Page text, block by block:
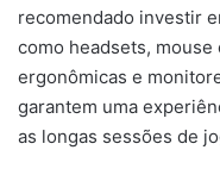
recomendado investir
como headsets, mouse
ergonômicas e
garantem uma
as longas sessões de